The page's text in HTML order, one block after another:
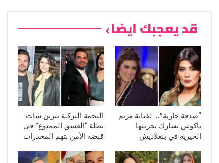
قد يعجبك ايضا
“صدقة جارية”.. الفنانة مريم
باكوش تشارك تجربتها
الخيرية في بنغلاديش
النجمة التركية بيرين سات
بطلة “العشق الممنوع” في
قبضة الأمن بتهم المخدرات